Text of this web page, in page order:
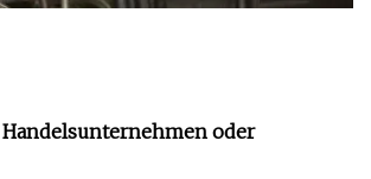
Handelsunternehmen oder